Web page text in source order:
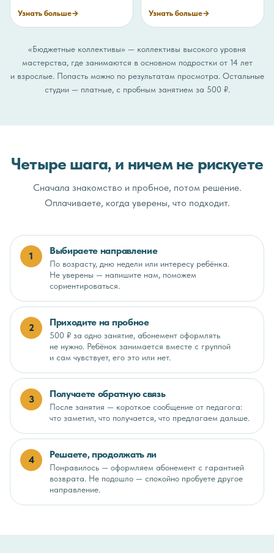
Узнать больше→ Узнать больше→
«Бюджетные коллективы» — коллективы высокого уровня
мастерства, где занимаются в основном подростки от 14 лет
и взрослые. Попасть можно по результатам просмотра. Остальные
студии — платные, с пробным занятием за 500 ₽.
Четыре шага, и ничем не рискуете
Сначала знакомство и пробное, потом решение.
Оплачиваете, когда уверены, что подходит.
1 Выбираете направление
По возрасту, дню недели или интересу ребёнка.
Не уверены — напишите нам, поможем
сориентироваться.
2 Приходите на пробное
500 ₽ за одно занятие, абонемент оформлять
не нужно. Ребёнок занимается вместе с группой
и сам чувствует, его это или нет.
3 Получаете обратную связь
После занятия — короткое сообщение от педагога:
что заметил, что получается, что предлагаем дальше.
4 Решаете, продолжать ли
Понравилось — оформляем абонемент с гарантией
возврата. Не подошло — спокойно пробуете другое
направление.